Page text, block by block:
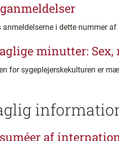
i dette nummer af
minutter:
for sygeplejerskekulturen er
af